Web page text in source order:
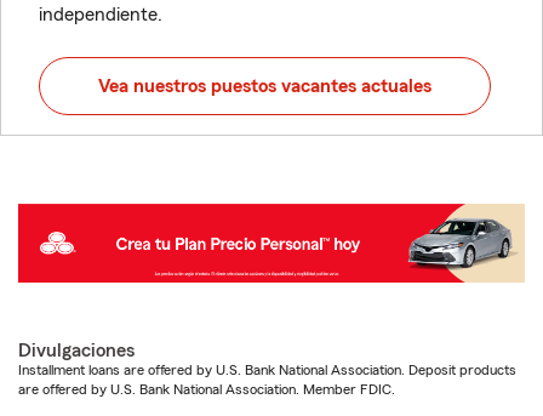
independiente.
Vea nuestros puestos vacantes actuales
Divulgaciones
Installment loans are offered by U.S. Bank National Association. Deposit products
are offered by U.S. Bank National Association. Member FDIC.